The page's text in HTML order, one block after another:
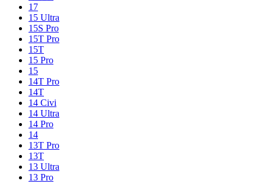
17
15 Ultra
15S Pro
15T Pro
15T
15 Pro
15
14T Pro
14T
14 Civi
14 Ultra
14 Pro
14
13T Pro
13T
13 Ultra
13 Pro